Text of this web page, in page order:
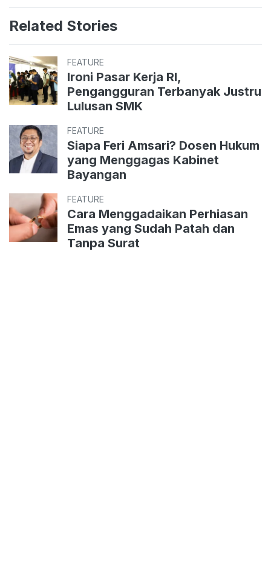
Related Stories
FEATURE
Ironi Pasar Kerja RI,
Pengangguran Terbanyak Justru
Lulusan SMK
FEATURE
Siapa Feri Amsari? Dosen Hukum
yang Menggagas Kabinet
Bayangan
FEATURE
Cara Menggadaikan Perhiasan
Emas yang Sudah Patah dan
Tanpa Surat